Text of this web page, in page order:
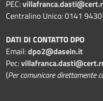
PEC:
Centralino Unico: 0141
DATI DI CONTATTO DPO
Email:dpo2@dasein.it
Pec:
(Per comunicare direttamente